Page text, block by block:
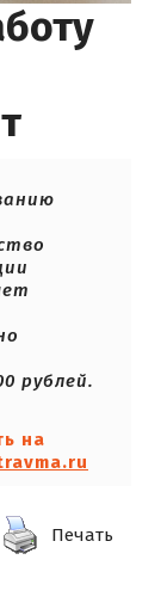
рублей.
на
Печать